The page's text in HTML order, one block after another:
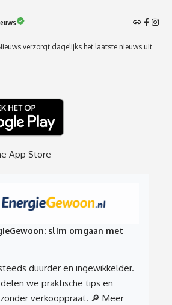
verzorgt dagelijks het laatste nieuws uit
slim omgaan met
duurder en ingewikkelder.
we praktische tips en
verkooppraat. 🔎 Meer